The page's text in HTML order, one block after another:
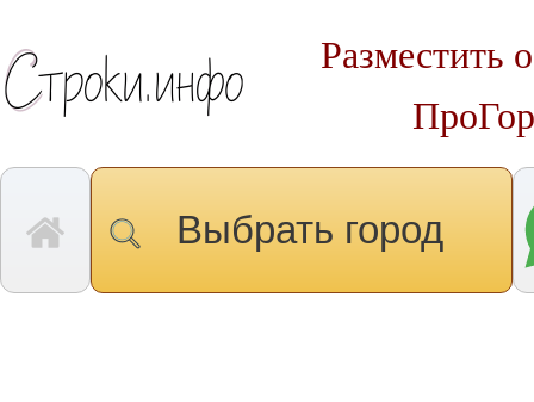
Разместить
Выбрать город